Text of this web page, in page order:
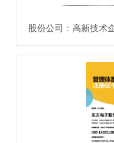
股份公司：高新技术